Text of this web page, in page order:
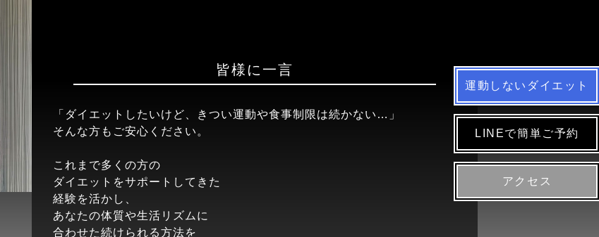
皆様に一言
「ダイエットしたいけど、きつい運動や食事制限は続かない…」
そんな方もご安心ください。
これまで多くの方の
ダイエットをサポートしてきた
経験を活かし、
あなたの体質や生活リズムに
合わせた続けられる方法を
運動しないダイエット
LINEで簡単ご予約
アクセス